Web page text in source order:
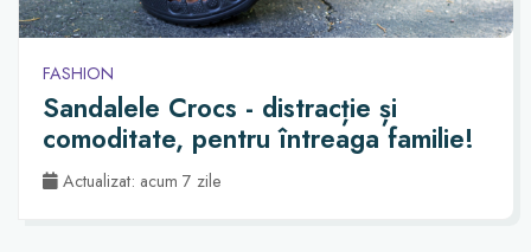
FASHION
Sandalele Crocs - distracție și
comoditate, pentru întreaga familie!
Actualizat: acum 7 zile